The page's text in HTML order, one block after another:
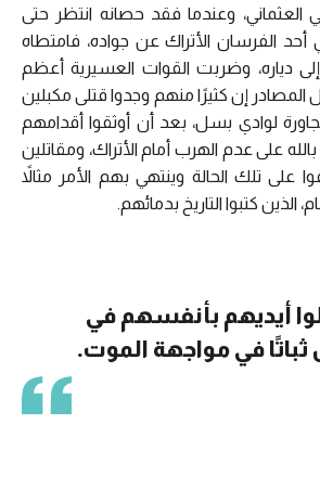
العثماني، وعندما فقد حصانه انتظر حتى
الفرسان الأتراك عن جواده، فامتطاه
دياره، وضربت القوات العسيرية أعظم
المصادر إن كثيرًا منهم وجدوا قتلى مكبلين
لوادي بسل، بعد أن أوثقوا أقدامهم
على عدم الهرب أمام الأتراك، ومقاتلين
على تلك الحالة وينتهي بهم الأمر مثالاً
كتبوا التاريخ بدمائهم.
أيديهم بأنفسهم في
ثباتًا في مواجهة الموت.